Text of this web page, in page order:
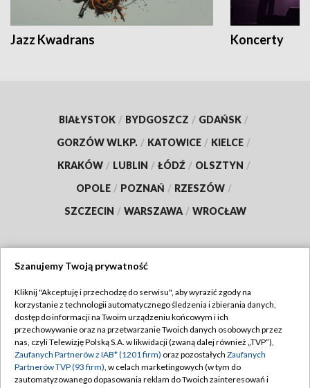
Jazz Kwadrans Koncerty
BIAŁYSTOK / BYDGOSZCZ / GDAŃSK /
GORZÓW WLKP. / KATOWICE / KIELCE /
KRAKÓW / LUBLIN / ŁÓDŹ / OLSZTYN /
OPOLE / POZNAŃ / RZESZÓW /
SZCZECIN / WARSZAWA / WROCŁAW
TVP
Abonament TVP
Emisja w TVP
Centrum informacji TVP
Regulamin TVP
Polityka prywatności
Moje zgody
Szanujemy Twoją prywatność
Kliknij "Akceptuję i przechodzę do serwisu", aby wyrazić zgody na
korzystanie z technologii automatycznego śledzenia i zbierania danych,
dostęp do informacji na Twoim urządzeniu końcowym i ich
przechowywanie oraz na przetwarzanie Twoich danych osobowych przez
nas, czyli Telewizję Polską S.A. w likwidacji (zwaną dalej również „TVP”),
Zaufanych Partnerów z IAB* (1201 firm) oraz pozostałych Zaufanych
Partnerów TVP (93 firm), w celach marketingowych (w tym do
zautomatyzowanego dopasowania reklam do Twoich zainteresowań i